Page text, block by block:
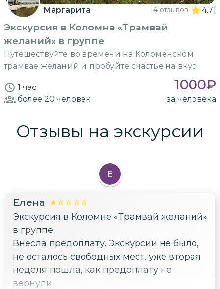
Маргарита 14 отзывов 4.71
Экскурсия в Коломне «Трамвай
желаний» в группе
Путешествуйте во времени на Коломенском
трамвае желаний и пробуйте счастье на вкус!
1 час 1000₽
более 20 человек за человека
Отзывы на экскурсии
Е
Елена
Экскурсия в Коломне «Трамвай желаний»
в группе
Внесла предоплату. Экскурсии не было,
не осталось свободных мест, уже вторая
неделя пошла, как предоплату не
вернули